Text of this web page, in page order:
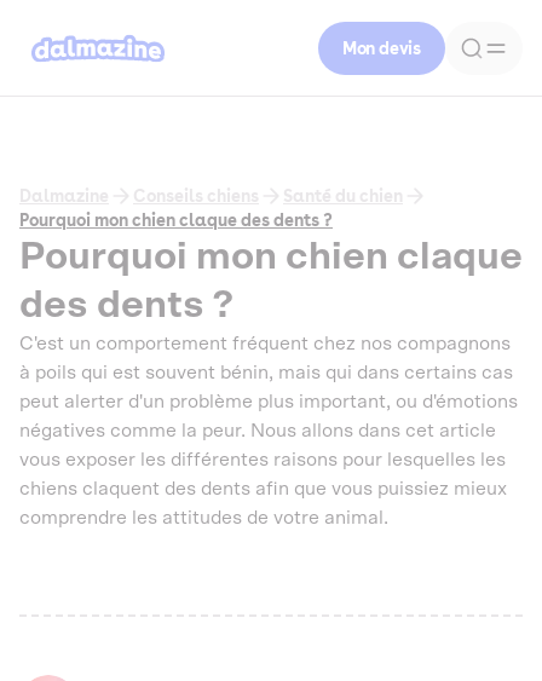
Mon devis
Dalmazine Conseils chiens
Santé du chien
Pourquoi mon chien claque des dents ?
Pourquoi mon chien claque
des dents ?
C'est un comportement fréquent chez nos compagnons
à poils qui est souvent bénin, mais qui dans certains cas
peut alerter d'un problème plus important, ou d'émotions
négatives comme la peur. Nous allons dans cet article
vous exposer les différentes raisons pour lesquelles les
chiens claquent des dents afin que vous puissiez mieux
comprendre les attitudes de votre animal.